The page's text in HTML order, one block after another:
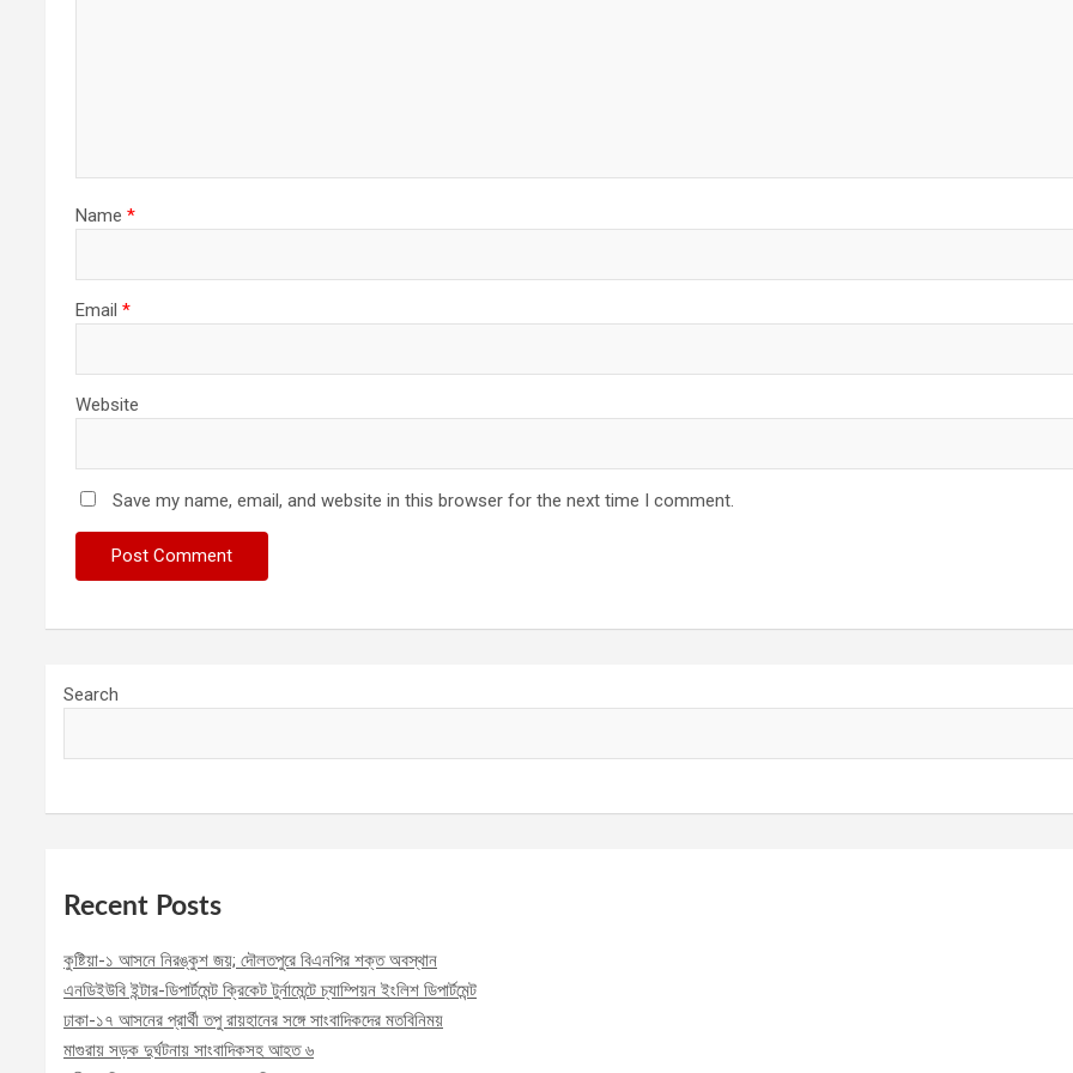
Name *
Email *
Website
Save my name, email, and website in this browser for the next time I comment.
Search
Recent Posts
কুষ্টিয়া-১ আসনে নিরঙ্কুশ জয়; দৌলতপুরে বিএনপির শক্ত অবস্থান
এনডিইউবি ইন্টার-ডিপার্টমেন্ট ক্রিকেট টুর্নামেন্টে চ্যাম্পিয়ন ইংলিশ ডিপার্টমেন্ট
ঢাকা-১৭ আসনের প্রার্থী তপু রায়হানের সঙ্গে সাংবাদিকদের মতবিনিময়
মাগুরায় সড়ক দুর্ঘটনায় সাংবাদিকসহ আহত ৬